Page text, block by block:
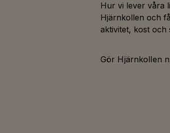
Hur vi lever våra
Hjärnkollen och
aktivitet, kost och
Gör Hjärnkollen